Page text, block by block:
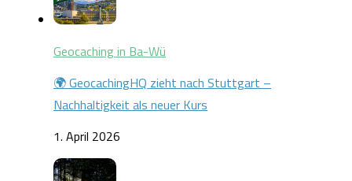
Geocaching in Ba-Wü
🌍 GeocachingHQ zieht nach Stuttgart –
Nachhaltigkeit als neuer Kurs
1. April 2026